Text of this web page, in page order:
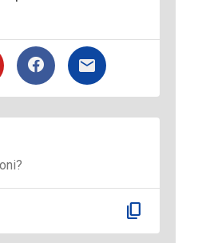
content_copy